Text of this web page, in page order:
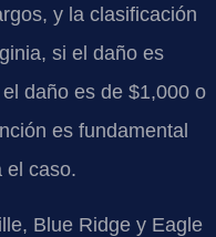
y la clasificación
si el daño es
daño es de $1,000 o
es fundamental
el caso.
Blue Ridge y Eagle